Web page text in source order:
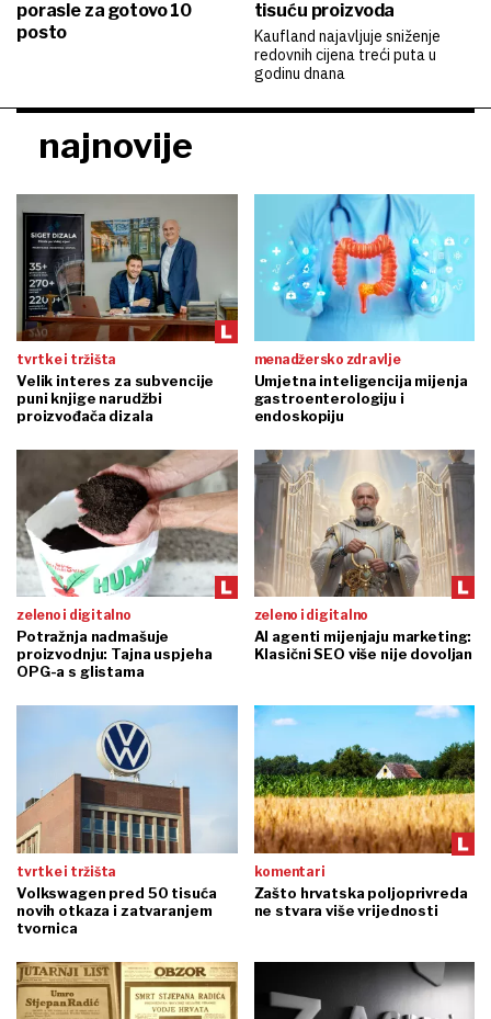
porasle za gotovo 10
posto
tisuću proizvoda
Kaufland najavljuje sniženje
redovnih cijena treći puta u
godinu dnana
najnovije
tvrtke i tržišta
Velik interes za subvencije
puni knjige narudžbi
proizvođača dizala
menadžersko zdravlje
Umjetna inteligencija mijenja
gastroenterologiju i
endoskopiju
zeleno i digitalno
Potražnja nadmašuje
proizvodnju: Tajna uspjeha
OPG-a s glistama
zeleno i digitalno
AI agenti mijenjaju marketing:
Klasični SEO više nije dovoljan
tvrtke i tržišta
Volkswagen pred 50 tisuća
novih otkaza i zatvaranjem
tvornica
komentari
Zašto hrvatska poljoprivreda
ne stvara više vrijednosti